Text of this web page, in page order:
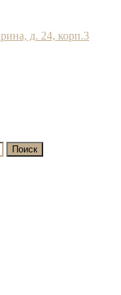
д. 24, корп.3
Поиск